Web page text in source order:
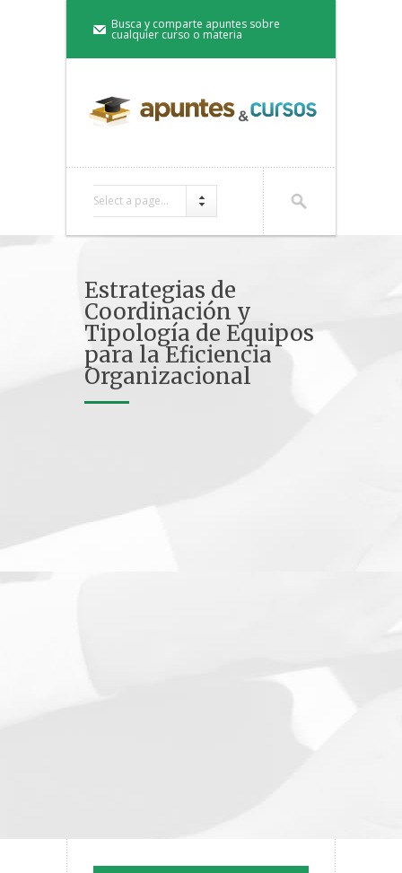
Busca y comparte apuntes sobre
cualquier curso o materia
Select a page...
Estrategias de
Coordinación y
Tipología de Equipos
para la Eficiencia
Organizacional